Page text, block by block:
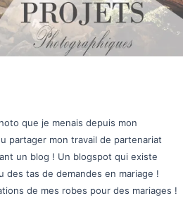
que je menais depuis mon
partager mon travail de partenariat
un blog ! Un blogspot qui existe
des tas de demandes en mariage !
de mes robes pour des mariages !